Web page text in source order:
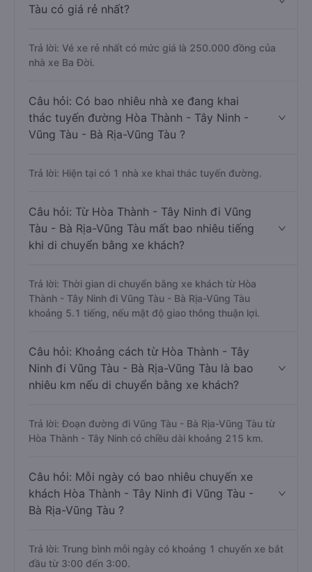
Tàu có giá rẻ nhất?
Trả lời: Vé xe rẻ nhất có mức giá là 250.000 đồng của
nhà xe Ba Đời.
Câu hỏi: Có bao nhiêu nhà xe đang khai
thác tuyến đường Hòa Thành - Tây Ninh -
Vũng Tàu - Bà Rịa-Vũng Tàu ?
Trả lời: Hiện tại có 1 nhà xe khai thác tuyến đường.
Câu hỏi: Từ Hòa Thành - Tây Ninh đi Vũng
Tàu - Bà Rịa-Vũng Tàu mất bao nhiêu tiếng
khi di chuyển bằng xe khách?
Trả lời: Thời gian di chuyển bằng xe khách từ Hòa
Thành - Tây Ninh đi Vũng Tàu - Bà Rịa-Vũng Tàu
khoảng 5.1 tiếng, nếu mật độ giao thông thuận lợi.
Câu hỏi: Khoảng cách từ Hòa Thành - Tây
Ninh đi Vũng Tàu - Bà Rịa-Vũng Tàu là bao
nhiêu km nếu di chuyển bằng xe khách?
Trả lời: Đoạn đường đi Vũng Tàu - Bà Rịa-Vũng Tàu từ
Hòa Thành - Tây Ninh có chiều dài khoảng 215 km.
Câu hỏi: Mỗi ngày có bao nhiêu chuyến xe
khách Hòa Thành - Tây Ninh đi Vũng Tàu -
Bà Rịa-Vũng Tàu ?
Trả lời: Trung bình mỗi ngày có khoảng 1 chuyến xe bắt
đầu từ 3:00 đến 3:00.